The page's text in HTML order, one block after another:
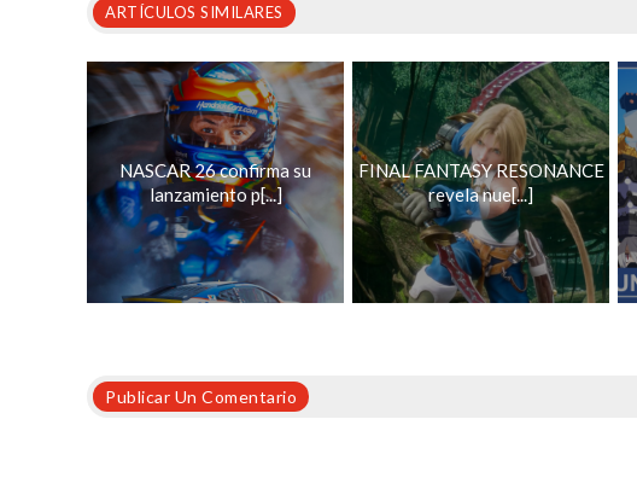
ARTÍCULOS SIMILARES
NASCAR 26 confirma su
lanzamiento p[...]
FINAL FANTASY RESONANCE
revela nue[...]
Publicar Un Comentario